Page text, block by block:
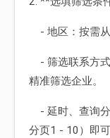
- 地区：按需
- 筛选联系方式
精准筛选企业。
- 延时、查询分
分页1 - 10）即